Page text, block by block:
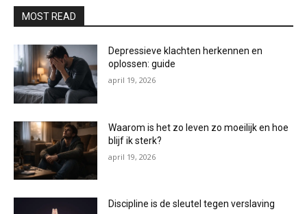
MOST READ
Depressieve klachten herkennen en
oplossen: guide
april 19, 2026
Waarom is het zo leven zo moeilijk en hoe
blijf ik sterk?
april 19, 2026
Discipline is de sleutel tegen verslaving